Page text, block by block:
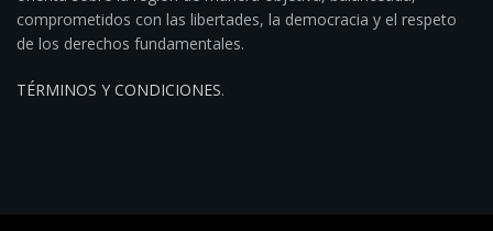
comprometidos con las libertades, la democracia y el respeto
de los derechos fundamentales.
TÉRMINOS Y CONDICIONES.